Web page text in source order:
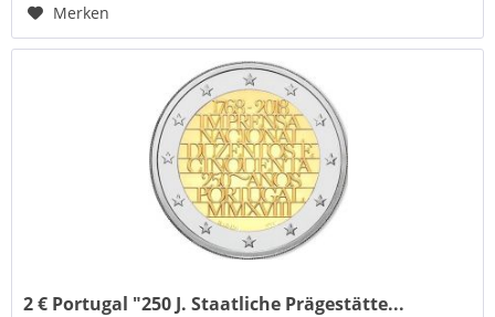
Merken
2 € Portugal "250 J. Staatliche Prägestätte...